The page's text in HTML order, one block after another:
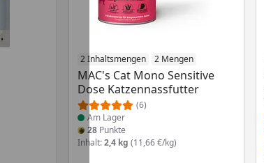
2 Inhaltsmengen 2 Mengen
MAC's Cat Mono Sensitive
Dose Katzennassfutter
(6)
Produkt am Lager
Am Lager
28Punkte
Inhalt:2,4 kg (11,66 €/kg)